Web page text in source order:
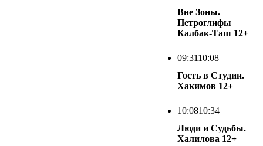
Вне Зоны.
Петроглифы
Калбак-Таш 12+
09:3110:08
Гость в Студии.
Хакимов 12+
10:0810:34
Люди и Судьбы.
Халилова 12+